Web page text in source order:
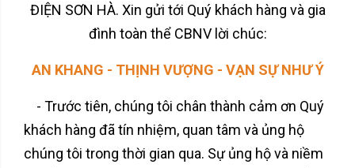
ĐIỆN SƠN HÀ. Xin gửi tới Quý khách hàng và gia
đình toàn thể CBNV lời chúc:
AN KHANG - THỊNH VƯỢNG - VẠN SỰ NHƯ Ý
- Trước tiên, chúng tôi chân thành cảm ơn Quý
khách hàng đã tín nhiệm, quan tâm và ủng hộ
chúng tôi trong thời gian qua. Sự ủng hộ và niềm